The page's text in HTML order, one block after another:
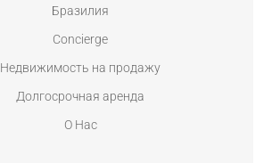
Бразилия
Concierge
Недвижимость на продажу
Долгосрочная аренда
О Нас